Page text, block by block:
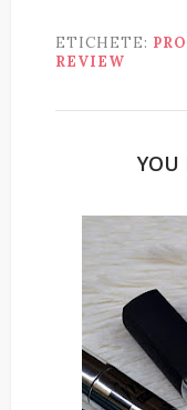
ETICHETE:
REVIEW
YOU